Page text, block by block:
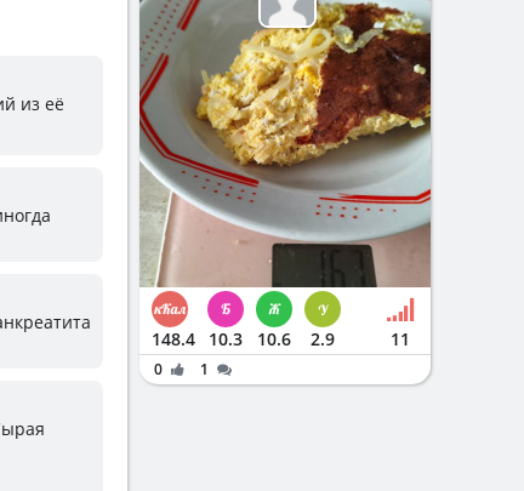
из её
148.4 10.3 10.6 2.9 11
0 1